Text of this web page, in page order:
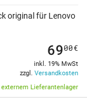
original für Lenovo
externem Lieferantenlager
6900€
inkl. 19% MwSt
zzgl. Versandkosten